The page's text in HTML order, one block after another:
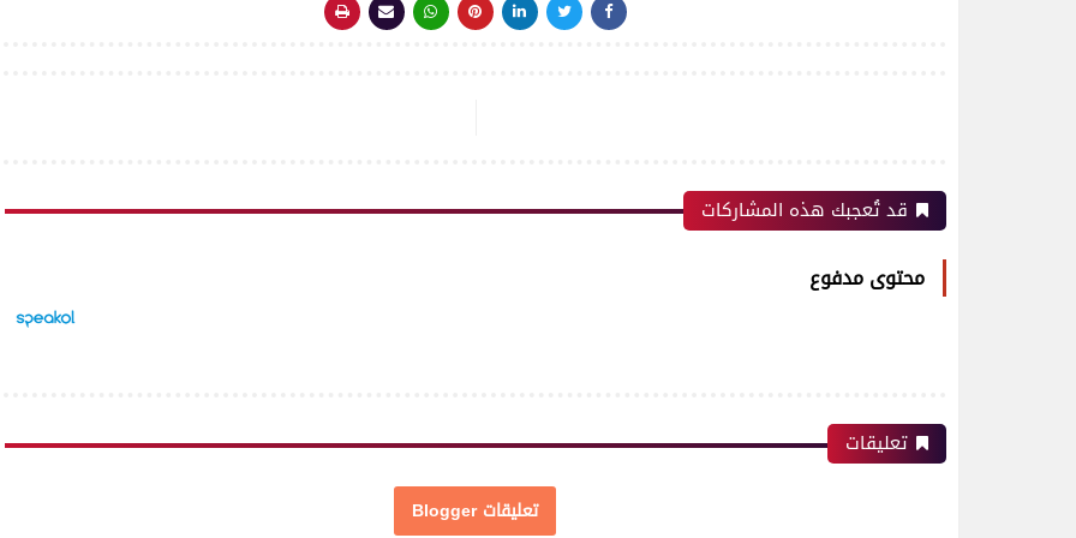
قد تُعجبك هذه المشاركات
محتوى مدفوع
تعليقات
تعليقات Blogger